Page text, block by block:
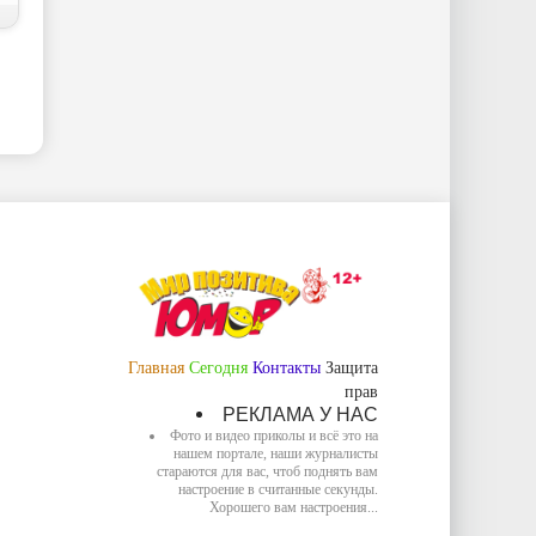
Главная Сегодня Контакты Защита
прав
РЕКЛАМА У НАС
Фото и видео приколы и всё это на
нашем портале, наши журналисты
стараются для вас, чтоб поднять вам
настроение в считанные секунды.
Хорошего вам настроения...